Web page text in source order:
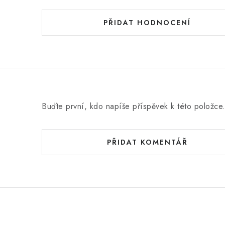
PŘIDAT HODNOCENÍ
Buďte první, kdo napíše příspěvek k této položce.
PŘIDAT KOMENTÁŘ